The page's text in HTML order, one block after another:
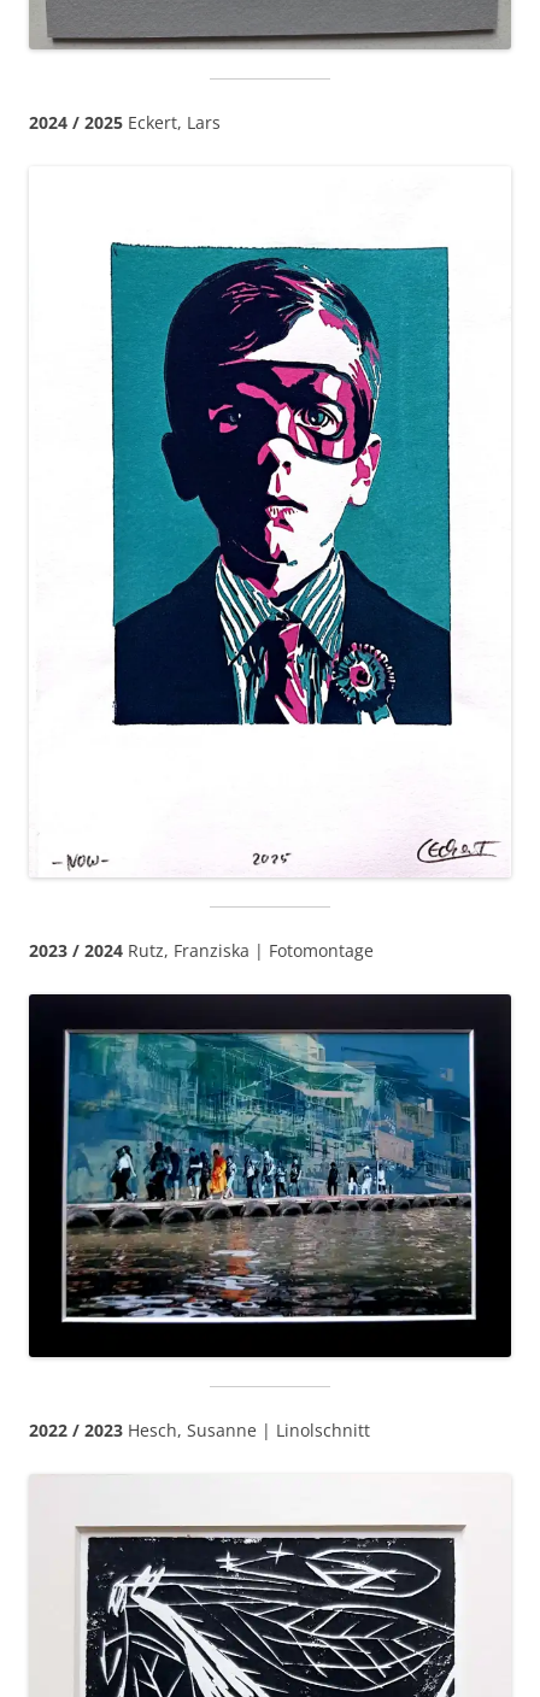
2024 / 2025 Eckert, Lars
2023 / 2024 Rutz, Franziska | Fotomontage
2022 / 2023 Hesch, Susanne | Linolschnitt